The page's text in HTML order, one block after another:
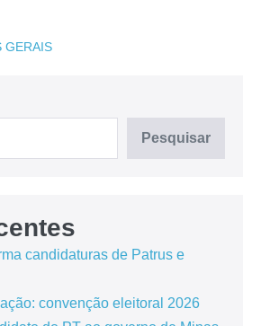
GERAIS
Pesquisar
candidaturas de Patrus e
convenção eleitoral 2026